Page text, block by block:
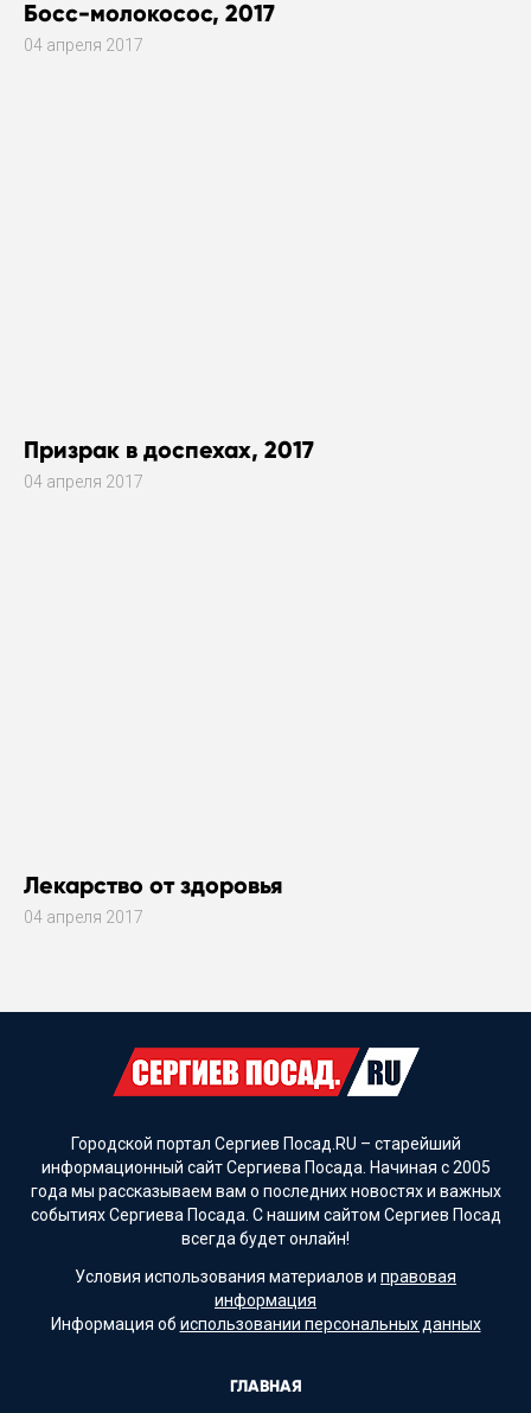
Босс-молокосос, 2017
04 апреля 2017
Призрак в доспехах, 2017
04 апреля 2017
Лекарство от здоровья
04 апреля 2017
Городской портал Сергиев Посад.RU – старейший
информационный сайт Сергиева Посада. Начиная с 2005
года мы рассказываем вам о последних новостях и важных
событиях Сергиева Посада. С нашим сайтом Сергиев Посад
всегда будет онлайн!
Условия использования материалов и правовая
информация
Информация об использовании персональных данных
ГЛАВНАЯ